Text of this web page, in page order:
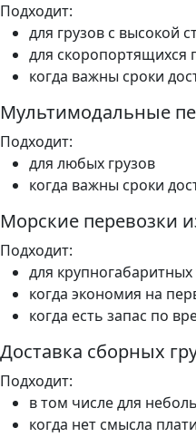
Подходит:
для грузов с высокой
для скоропортящихся
когда важны сроки
Мультимодальные
Подходит:
для любых грузов
когда важны сроки
Морские перевозки
Подходит:
для
когда экономия на
когда есть запас по
Доставка сборных
Подходит:
в том числе для
когда нет смысла